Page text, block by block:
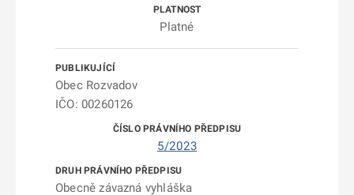
Platné
Obec Rozvadov
IČO: 00260126
5/2023
Obecně závazná vyhláška